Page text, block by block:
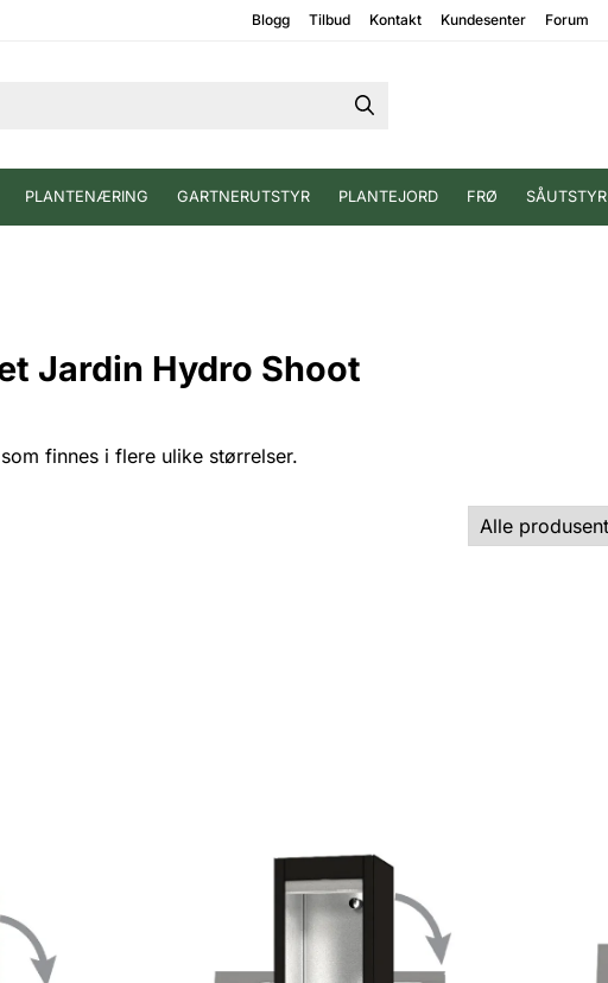
Blogg Tilbud Kontakt Kundesenter Forum
PLANTENÆRING GARTNERUTSTYR PLANTEJORD FRØ SÅUTSTYR
Jardin Hydro Shoot
finnes i flere ulike størrelser.